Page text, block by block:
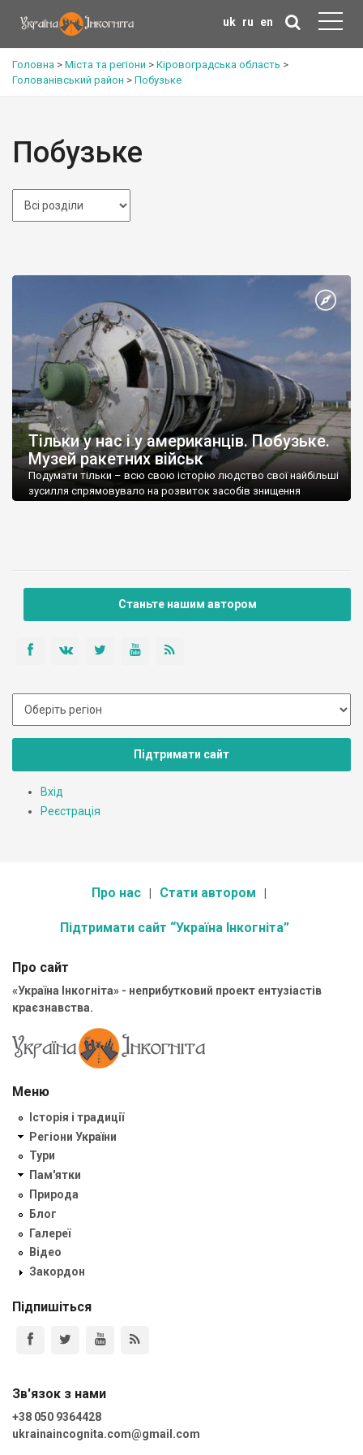
uk ru en
Головна > Міста та регіони > Кіровоградська область >
Голованівський район > Побузьке
Побузьке
Тільки у нас і у американців. Побузьке.
Музей ракетних військ
Подумати тільки – всю свою історію людство свої найбільші
зусилля спрямовувало на розвиток засобів знищення
Станьте нашим автором
Підтримати сайт
Вхід
Реєстрація
Про нас Стати автором
Підтримати сайт “Україна Інкогніта”
Про сайт
«Україна Інкогніта» - неприбутковий проект ентузіастів
краєзнавства.
Меню
Історія і традиції
Регіони України
Тури
Пам'ятки
Природа
Блог
Галереї
Відео
Закордон
Підпишіться
Зв'язок з нами
+38 050 9364428
ukrainaincognita.com@gmail.com